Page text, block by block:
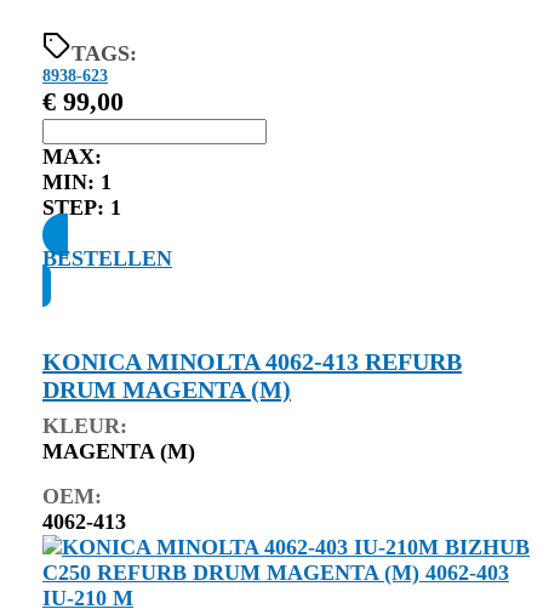
TAGS:
8938-623
€ 99,00
MAX:
MIN: 1
STEP: 1
BESTELLEN
KONICA MINOLTA 4062-413 REFURB
DRUM MAGENTA (M)
KLEUR:
MAGENTA (M)
OEM:
4062-413